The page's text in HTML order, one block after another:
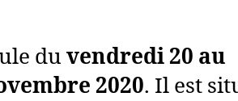
du vendredi 20 au
2020. Il est